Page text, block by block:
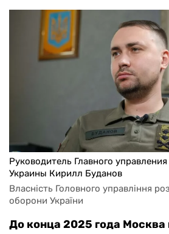
Руководитель Главного
Украины Кирилл Буданов
Власність Головного управління
оборони України
До конца 2025 года Москва